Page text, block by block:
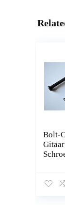
Bolt-
(M5-